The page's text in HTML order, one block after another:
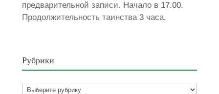
предварительной записи. Начало в 17.00.
Продолжительность таинства 3 часа.
Рубрики
Рубрики